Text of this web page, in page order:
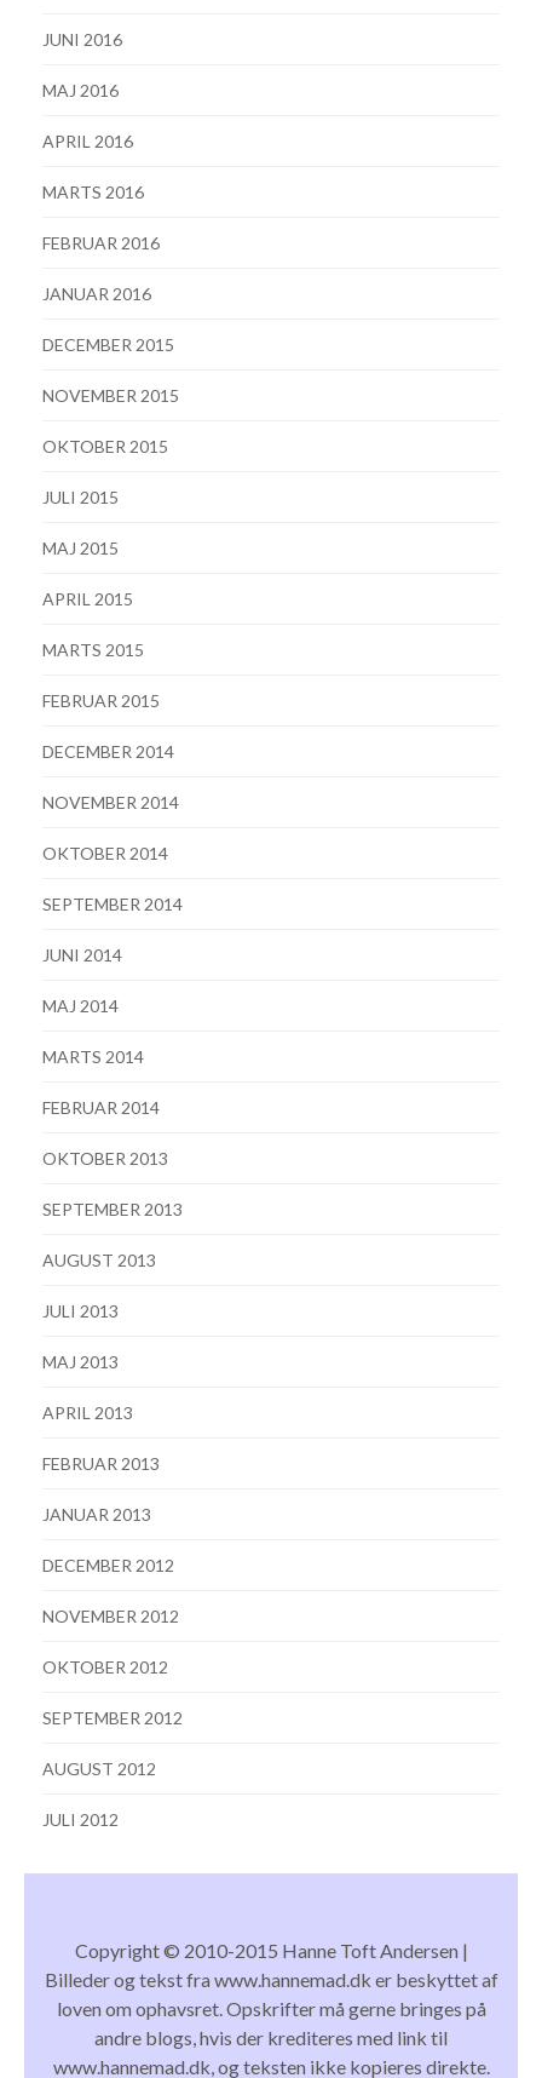
JUNI 2016
MAJ 2016
APRIL 2016
MARTS 2016
FEBRUAR 2016
JANUAR 2016
DECEMBER 2015
NOVEMBER 2015
OKTOBER 2015
JULI 2015
MAJ 2015
APRIL 2015
MARTS 2015
FEBRUAR 2015
DECEMBER 2014
NOVEMBER 2014
OKTOBER 2014
SEPTEMBER 2014
JUNI 2014
MAJ 2014
MARTS 2014
FEBRUAR 2014
OKTOBER 2013
SEPTEMBER 2013
AUGUST 2013
JULI 2013
MAJ 2013
APRIL 2013
FEBRUAR 2013
JANUAR 2013
DECEMBER 2012
NOVEMBER 2012
OKTOBER 2012
SEPTEMBER 2012
AUGUST 2012
JULI 2012
Copyright © 2010-2015 Hanne Toft Andersen |
Billeder og tekst fra www.hannemad.dk er beskyttet af
loven om ophavsret. Opskrifter må gerne bringes på
andre blogs, hvis der krediteres med link til
www.hannemad.dk, og teksten ikke kopieres direkte.